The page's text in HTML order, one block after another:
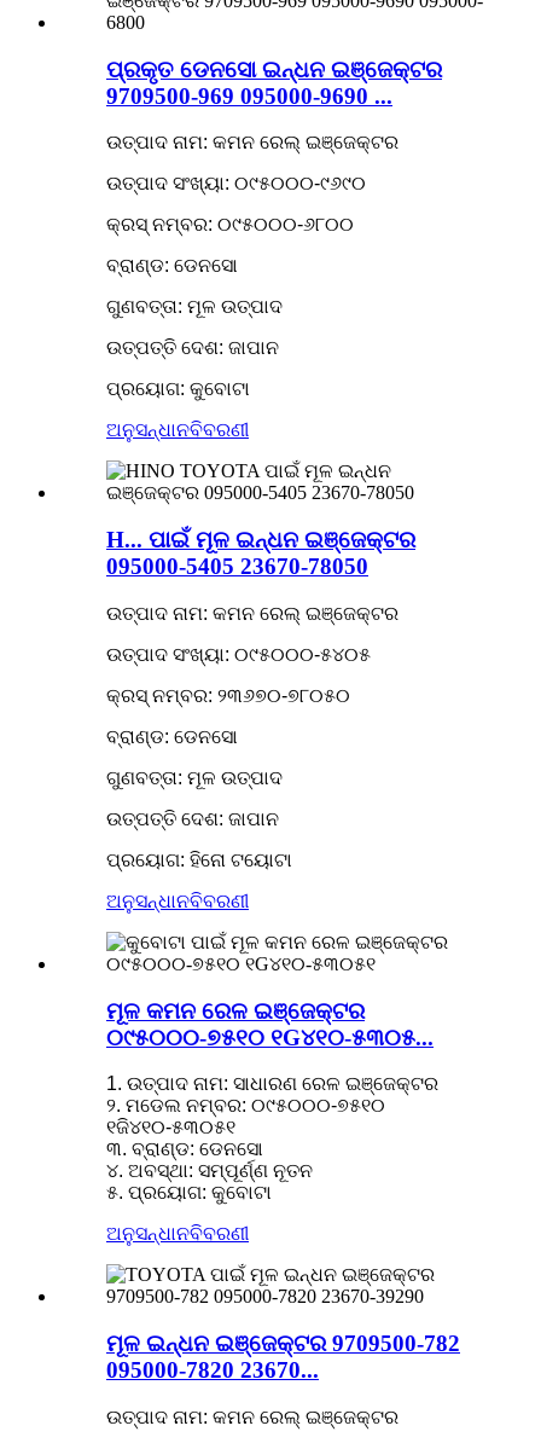
ପ୍ରକୃତ ଡେନସୋ ଇନ୍ଧନ ଇଞ୍ଜେକ୍ଟର
9709500-969 095000-9690 ...
ଉତ୍ପାଦ ନାମ: କମନ ରେଲ୍ ଇଞ୍ଜେକ୍ଟର
ଉତ୍ପାଦ ସଂଖ୍ୟା: ୦୯୫୦୦୦-୯୬୯୦
କ୍ରସ୍ ନମ୍ବର: ୦୯୫୦୦୦-୬୮୦୦
ବ୍ରାଣ୍ଡ: ଡେନସୋ
ଗୁଣବତ୍ତା: ମୂଳ ଉତ୍ପାଦ
ଉତ୍ପତ୍ତି ଦେଶ: ଜାପାନ
ପ୍ରୟୋଗ: କୁବୋଟା
ଅନୁସନ୍ଧାନବିବରଣୀ
H... ପାଇଁ ମୂଳ ଇନ୍ଧନ ଇଞ୍ଜେକ୍ଟର
095000-5405 23670-78050
ଉତ୍ପାଦ ନାମ: କମନ ରେଲ୍ ଇଞ୍ଜେକ୍ଟର
ଉତ୍ପାଦ ସଂଖ୍ୟା: ୦୯୫୦୦୦-୫୪୦୫
କ୍ରସ୍ ନମ୍ବର: ୨୩୬୭୦-୭୮୦୫୦
ବ୍ରାଣ୍ଡ: ଡେନସୋ
ଗୁଣବତ୍ତା: ମୂଳ ଉତ୍ପାଦ
ଉତ୍ପତ୍ତି ଦେଶ: ଜାପାନ
ପ୍ରୟୋଗ: ହିନୋ ଟୟୋଟା
ଅନୁସନ୍ଧାନବିବରଣୀ
ମୂଳ କମନ ରେଳ ଇଞ୍ଜେକ୍ଟର
୦୯୫୦୦୦-୭୫୧୦ ୧G୪୧୦-୫୩୦୫...
1. ଉତ୍ପାଦ ନାମ: ସାଧାରଣ ରେଳ ଇଞ୍ଜେକ୍ଟର
୨. ମଡେଲ ନମ୍ବର: ୦୯୫୦୦୦-୭୫୧୦
୧ଜି୪୧୦-୫୩୦୫୧
୩. ବ୍ରାଣ୍ଡ: ଡେନସୋ
୪. ଅବସ୍ଥା: ସମ୍ପୂର୍ଣ୍ଣ ନୂତନ
୫. ପ୍ରୟୋଗ: କୁବୋଟା
ଅନୁସନ୍ଧାନବିବରଣୀ
ମୂଳ ଇନ୍ଧନ ଇଞ୍ଜେକ୍ଟର 9709500-782
095000-7820 23670...
ଉତ୍ପାଦ ନାମ: କମନ ରେଲ୍ ଇଞ୍ଜେକ୍ଟର